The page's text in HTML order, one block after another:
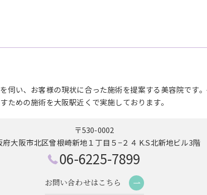
伺い、お客様の現状に合った施術を提案する美容院です
ための施術を大阪駅近くで実施しております。
〒530-0002
府大阪市北区曾根崎新地１丁目５−２４ K.S北新地ビル3階
06-6225-7899
お問い合わせはこちら